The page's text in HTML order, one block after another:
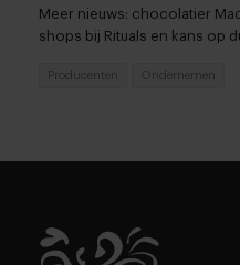
Meer nieuws: chocolatier
shops bij Rituals en kans op
Producenten Ondernemen